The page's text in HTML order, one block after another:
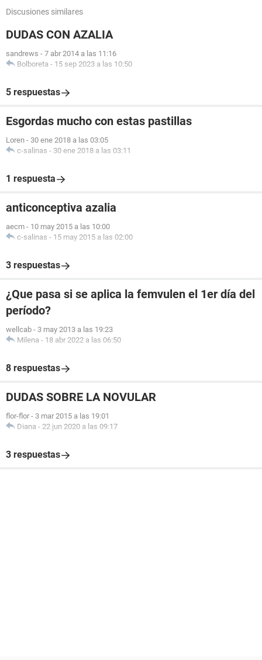
Discusiones similares
DUDAS CON AZALIA
sandrews - 7 abr 2014 a las 11:16
Bolboreta - 15 sep 2023 a las 10:50
5 respuestas
Esgordas mucho con estas pastillas
Loren - 30 ene 2018 a las 03:05
c-salinas - 30 ene 2018 a las 03:11
1 respuesta
anticonceptiva azalia
aecm - 10 may 2015 a las 10:00
c-salinas - 15 may 2015 a las 02:00
3 respuestas
¿Que pasa si se aplica la femvulen el 1er día del
período?
wellcab - 3 may 2013 a las 19:23
Milena - 18 abr 2022 a las 06:50
8 respuestas
DUDAS SOBRE LA NOVULAR
flor-flor - 3 mar 2015 a las 19:01
Diana - 22 jun 2020 a las 09:17
3 respuestas